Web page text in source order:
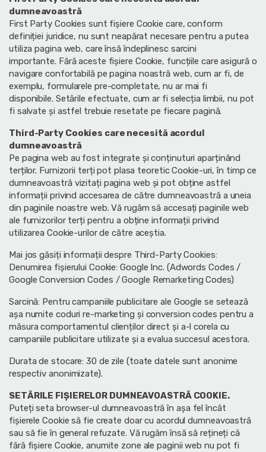
dumneavoastră
First Party Cookies sunt fișiere Cookie care, conform
definiției juridice, nu sunt neapărat necesare pentru a putea
utiliza pagina web, care însă îndeplinesc sarcini
importante. Fără aceste fișiere Cookie, funcțiile care asigură o
navigare confortabilă pe pagina noastră web, cum ar fi, de
exemplu, formularele pre-completate, nu ar mai fi
disponibile. Setările efectuate, cum ar fi selecția limbii, nu pot
fi salvate și astfel trebuie resetate pe fiecare pagină.
Third-Party Cookies care necesită acordul
dumneavoastră
Pe pagina web au fost integrate și conținuturi aparținând
terților. Furnizorii terți pot plasa teoretic Cookie-uri, în timp ce
dumneavoastră vizitați pagina web și pot obține astfel
informații privind accesarea de către dumneavoastră a uneia
din paginile noastre web. Vă rugăm să accesați paginile web
ale furnizorilor terți pentru a obține informații privind
utilizarea Cookie-urilor de către aceștia.
Mai jos găsiți informații despre Third-Party Cookies:
Denumirea fișierului Cookie: Google Inc. (Adwords Codes /
Google Conversion Codes / Google Remarketing Codes)
Sarcină: Pentru campaniile publicitare ale Google se setează
așa numite coduri re-marketing și conversion codes pentru a
măsura comportamentul clienților direct și a-l corela cu
campaniile publicitare utilizate și a evalua succesul acestora.
Durata de stocare: 30 de zile (toate datele sunt anonime
respectiv anonimizate).
SETĂRILE FIȘIERELOR DUMNEAVOASTRĂ COOKIE.
Puteți seta browser-ul dumneavoastră în așa fel încât
fișierele Cookie să fie create doar cu acordul dumneavoastră
sau să fie în general refuzate. Vă rugăm însă să rețineți că
fără fișiere Cookie, anumite zone ale paginii web nu pot fi